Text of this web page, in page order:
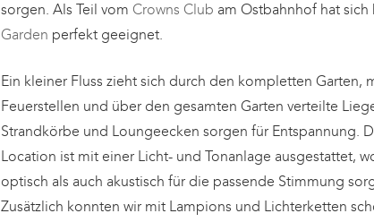
sorgen. Als Teil vom Crowns Club am Ostbahnhof hat sich
Garden perfekt geeignet.
Ein kleiner Fluss zieht sich durch den kompletten Garten,
Feuerstellen und über den gesamten Garten verteilte
Strandkörbe und Loungeecken sorgen für Entspannung.
Location ist mit einer Licht- und Tonanlage ausgestattet,
optisch als auch akustisch für die passende Stimmung
Zusätzlich konnten wir mit Lampions und Lichterketten